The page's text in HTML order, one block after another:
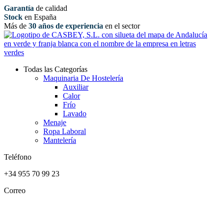
Garantía de calidad
Stock en España
Más de 30 años de experiencia en el sector
Todas las Categorías
Maquinaria De Hostelería
Auxiliar
Calor
Frío
Lavado
Menaje
Ropa Laboral
Mantelería
Teléfono
+34 955 70 99 23
Correo